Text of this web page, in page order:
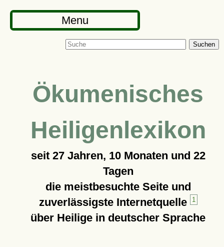
Menu
Suchen
Ökumenisches
Heiligenlexikon
seit 27 Jahren, 10 Monaten und 22
Tagen
die meistbesuchte Seite und
zuverlässigste Internetquelle
1
über Heilige in deutscher Sprache